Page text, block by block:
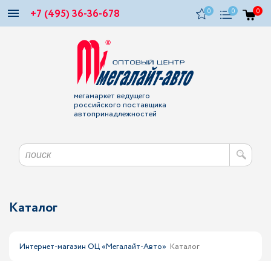
+7 (495) 36-36-678 0 0 0
мегамаркет ведущего
российского поставщика
автопринадлежностей
Каталог
Интернет-магазин ОЦ «Мегалайт-Авто» Каталог